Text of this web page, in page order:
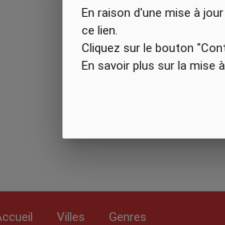
Villes Genres
En raison d'une mise à
ce lien.
Cliquez sur le bouton
En savoir plus sur la mise